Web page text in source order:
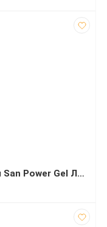
Гель для чистки санузлов Balu San Power Gel Лимон и мята 1л